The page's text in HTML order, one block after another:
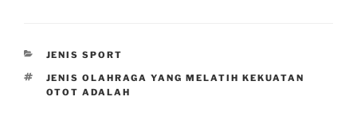
CATEGORIES
JENIS SPORT
TAGS
JENIS OLAHRAGA YANG MELATIH KEKUATAN
OTOT ADALAH